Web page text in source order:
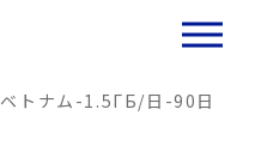
ベトナム-1.5ГБ/日-90日